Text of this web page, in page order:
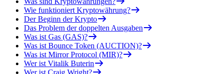
Wie funktioniert Kryptowährung?
Der Beginn der Krypto
Das Problem der doppelten Ausgaben
Was ist Gas (GAS)?
Was ist Bounce Token (AUCTION)?
Was ist Mirror Protocol (MIR)?
Wer ist Vitalik Buterin
Wer ist Craig Wright?